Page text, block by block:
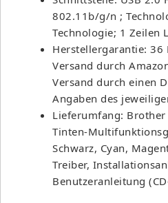
802.11b/g/n ;
Technologie; 1 Zeilen
Herstellergarantie: 36
Versand durch
Versand durch einen
Angaben des
Lieferumfang: Brother
Tinten-
Schwarz, Cyan,
Treiber,
Benutzeranleitung